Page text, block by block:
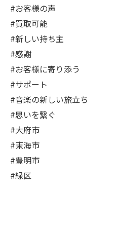
#お客様の声
#買取可能
#新しい持ち主
#感謝
#お客様に寄り添う
#サポート
#音楽の新しい旅立ち
#思いを繋ぐ
#大府市
#東海市
#豊明市
#緑区